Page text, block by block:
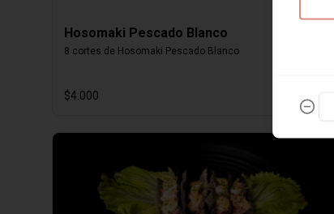
Hosomaki Pescado Blanco
8 cortes de Hosomaki Pescado Blanco
$4.000